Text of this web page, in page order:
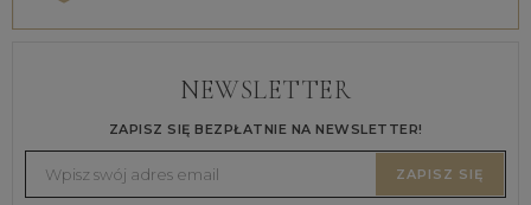
NEWSLETTER
ZAPISZ SIĘ BEZPŁATNIE NA NEWSLETTER!
ZAPISZ SIĘ